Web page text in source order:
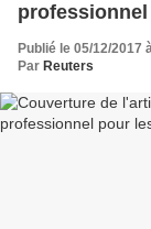
Publié le 05/12/2017
Par Reuters